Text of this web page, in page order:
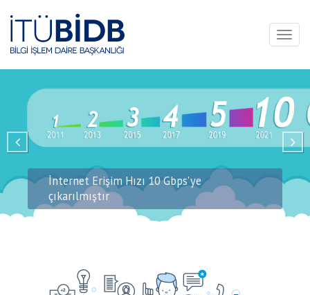
İnternet Erişim Hızı 10 Gbps'ye
çıkarılmıştır